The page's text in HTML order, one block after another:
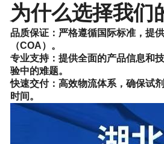
为什么选择我们
品质保证：严格遵循国际标准，提
（COA）。
专业支持：提供全面的产品信息和
验中的难题。
快速交付：高效物流体系，确保试
时间。